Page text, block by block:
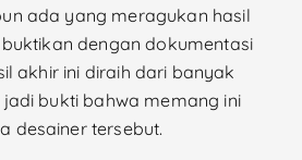
ada yang meragukan hasil
dengan dokumentasi
akhir ini diraih dari banyak
bukti bahwa memang ini
desainer tersebut.